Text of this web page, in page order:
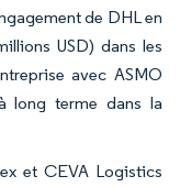
de DHL en
USD) dans les
avec ASMO
long terme dans la
et CEVA Logistics